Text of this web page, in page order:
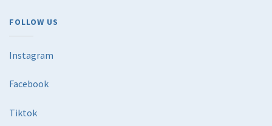
FOLLOW US
Instagram
Facebook
Tiktok